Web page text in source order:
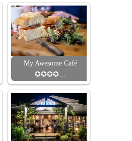
My Awesome Café
✪✪✪✪…